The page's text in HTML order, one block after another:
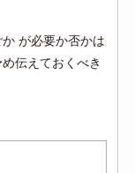
が必要か否かは
伝えておくべき